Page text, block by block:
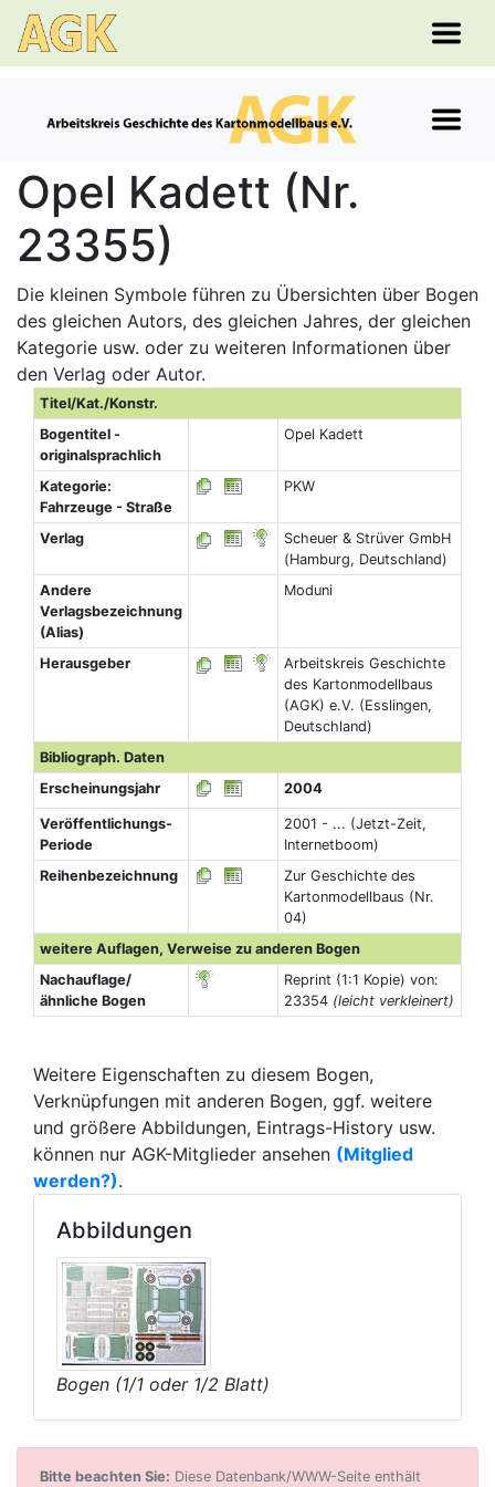
Opel Kadett (Nr.
23355)
Die kleinen Symbole führen zu Übersichten über Bogen
des gleichen Autors, des gleichen Jahres, der gleichen
Kategorie usw. oder zu weiteren Informationen über
den Verlag oder Autor.
Titel/Kat./Konstr.
Bogentitel -
originalsprachlich
Opel Kadett
Kategorie:
Fahrzeuge - Straße
PKW
Verlag
Scheuer & Strüver GmbH
(Hamburg, Deutschland)
Andere
Verlagsbezeichnung
(Alias)
Moduni
Herausgeber
Arbeitskreis Geschichte
des Kartonmodellbaus
(AGK) e.V. (Esslingen,
Deutschland)
Bibliograph. Daten
Erscheinungsjahr
2004
Veröffentlichungs-
Periode
2001 - ... (Jetzt-Zeit,
Internetboom)
Reihenbezeichnung
Zur Geschichte des
Kartonmodellbaus (Nr.
04)
weitere Auflagen, Verweise zu anderen Bogen
Nachauflage/
ähnliche Bogen
Reprint (1:1 Kopie) von:
23354 (leicht verkleinert)
Weitere Eigenschaften zu diesem Bogen,
Verknüpfungen mit anderen Bogen, ggf. weitere
und größere Abbildungen, Eintrags-History usw.
können nur AGK-Mitglieder ansehen (Mitglied
werden?).
Abbildungen
Bogen (1/1 oder 1/2 Blatt)
Bitte beachten Sie: Diese Datenbank/WWW-Seite enthält